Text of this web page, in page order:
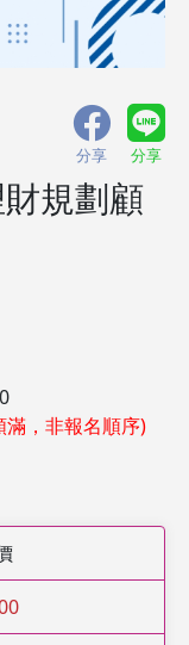
分享 分享
規劃顧
，非報名順序)